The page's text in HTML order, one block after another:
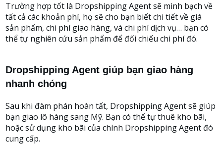
Trường hợp tốt là Dropshipping Agent sẽ minh bạch về
tất cả các khoản phí, họ sẽ cho bạn biết chi tiết về giá
sản phẩm, chi phí giao hàng, và chi phí dịch vụ… bạn có
thể tự nghiên cứu sản phẩm để đối chiếu chi phí đó.
Dropshipping Agent giúp bạn giao hàng
nhanh chóng
Sau khi đàm phán hoàn tất, Dropshipping Agent sẽ giúp
bạn giao lô hàng sang Mỹ. Bạn có thể tự thuê kho bãi,
hoặc sử dụng kho bãi của chính Dropshipping Agent đó
cung cấp.